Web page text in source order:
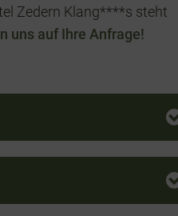
Zedern Klang****s steht
uns auf Ihre Anfrage!